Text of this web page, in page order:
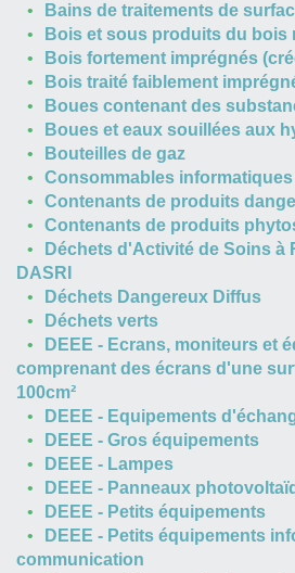
Bains de traitements de
Bois et sous produits du bois
Bois fortement imprégnés
Bois traité faiblement
Boues contenant des
Boues et eaux souillées aux
Bouteilles de gaz
Consommables informatiques
Contenants de produits
Contenants de produits
Déchets d'Activité de Soins à
DASRI
Déchets Dangereux Diffus
Déchets verts
DEEE - Ecrans, moniteurs et
comprenant des écrans d'une
100cm²
DEEE - Equipements
DEEE - Gros équipements
DEEE - Lampes
DEEE - Panneaux
DEEE - Petits équipements
DEEE - Petits équipements
communication